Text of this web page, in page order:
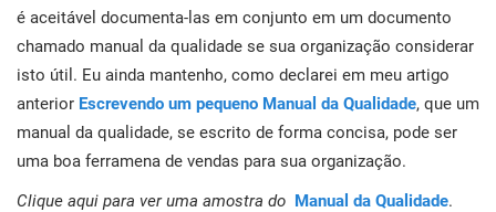
é aceitável documenta-las em conjunto em um documento
chamado manual da qualidade se sua organização considerar
isto útil. Eu ainda mantenho, como declarei em meu artigo
anterior Escrevendo um pequeno Manual da Qualidade, que um
manual da qualidade, se escrito de forma concisa, pode ser
uma boa ferramena de vendas para sua organização.
Clique aqui para ver uma amostra do Manual da Qualidade.